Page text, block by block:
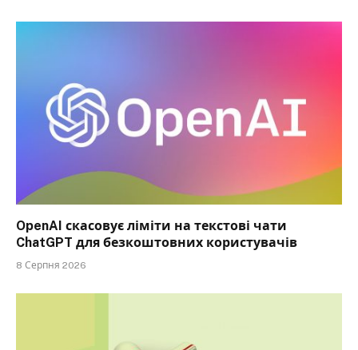
OpenAI скасовує ліміти на текстові чати
ChatGPT для безкоштовних користувачів
8 Серпня 2026